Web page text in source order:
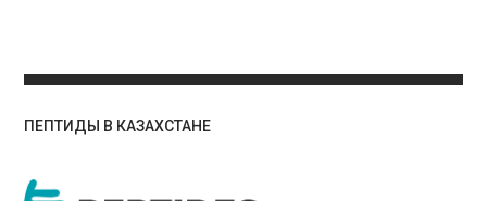
ПЕПТИДЫ В КАЗАХСТАНЕ